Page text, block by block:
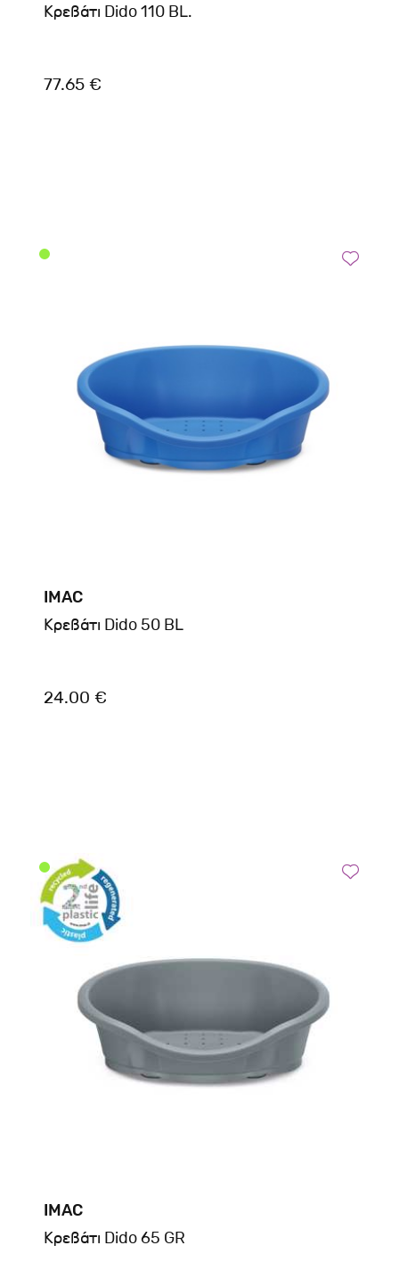
Kρεβάτι Dido 110 BL.
77.65 €
IMAC
Kρεβάτι Dido 50 BL
24.00 €
IMAC
Kρεβάτι Dido 65 GR